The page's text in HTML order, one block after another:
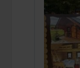
We also share
our social media,
may combine it
provided to them
of their services.